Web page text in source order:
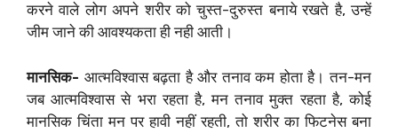
करने वाले लोग अपने शरीर को चुस्त-दुरुस्त बनाये रखते है, उन्हें
जीम जाने की आवश्यकता ही नही आती।
मानसिक- आत्मविश्वास बढ़ता है और तनाव कम होता है। तन-मन
जब आत्मविश्वास से भरा रहता है, मन तनाव मुक्त रहता है, कोई
मानसिक चिंता मन पर हावी नहीं रहती, तो शरीर का फिटनेस बना